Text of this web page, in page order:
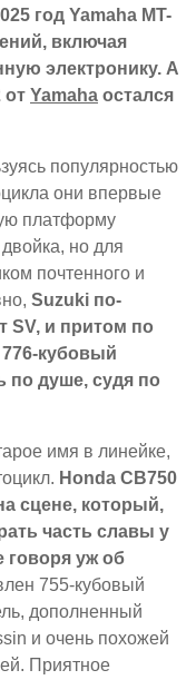
год Yamaha MT-
включая
электронику. А
от Yamaha остался
популярностью
они впервые
платформу
но для
почтенного и
Suzuki по-
SV, и притом по
кубовый
по душе, судя по
имя в линейке,
Honda CB750
сцене, который,
часть славы у
говоря уж об
755-кубовый
дополненный
и очень похожей
Приятное